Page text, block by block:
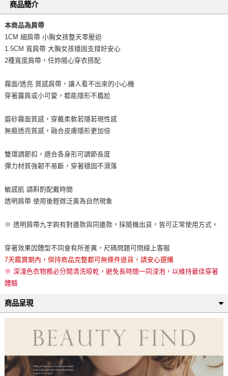
商品簡介
本商品為肩帶
1CM 細肩帶 小胸女孩整天零壓迫
1.5CM 寬肩帶 大胸女孩穩固支撐好安心
2種寬度肩帶，任妳隨心穿衣搭配
霧面/透亮 質感肩帶，讓人看不出來的小心機
穿著露肩或小可愛，都能隱形不尷尬
磨砂霧面質感，穿戴柔軟若隱若現性感
無痕透亮質感，融合皮膚隱形更加倍
雙環調節扣，適合各身形可調節長度
彈力材質強韌不易斷，穿著穩固不滑落
敏感肌 請斟酌配戴時間
透明肩帶 使用後輕微泛黃為自然現象
※ 透明肩帶九字鉤有對邊款與同邊款，採隨機出貨，皆可正常使用方式。
穿著效果因體型不同會有所差異，尺碼問題可問線上客服
7天鑑賞期內，保持商品完整都可無條件退貨，請安心選購
※ 深淺色衣物務必分開清洗晾乾，避免長時間一同浸泡，以維持最佳穿著
體驗
商品呈現